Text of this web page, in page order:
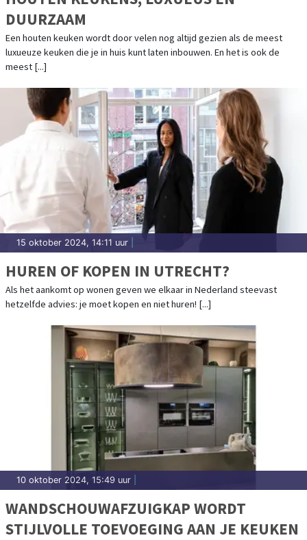
DUURZAAM
Een houten keuken wordt door velen nog altijd gezien als de meest
luxueuze keuken die je in huis kunt laten inbouwen. En het is ook de
meest [...]
15 oktober 2024, 14:11 uur
HUREN OF KOPEN IN UTRECHT?
Als het aankomt op wonen geven we elkaar in Nederland steevast
hetzelfde advies: je moet kopen en niet huren! [...]
10 oktober 2024, 15:49 uur
WANDSCHOUWAFZUIGKAP WORDT
STIJLVOLLE TOEVOEGING AAN JE KEUKEN